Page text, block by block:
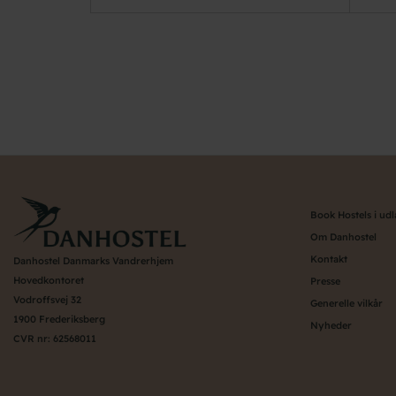
Danhostel Danmarks Vandrerhjem
Hovedkontoret
Vodroffsvej 32
1900 Frederiksberg
CVR nr: 62568011
Book Hostels i
Om Danhostel
Kontakt
Presse
Generelle vilkår
Nyheder